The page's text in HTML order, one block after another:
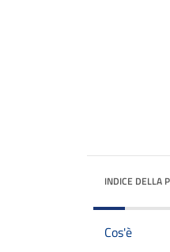
INDICE DELLA
Cos'è